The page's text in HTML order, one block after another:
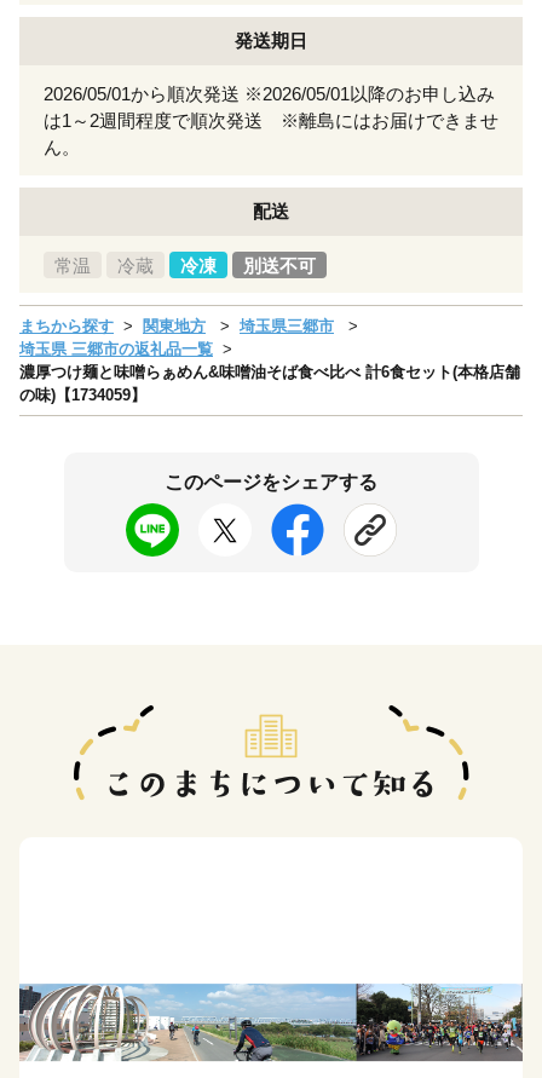
発送期日
2026/05/01から順次発送 ※2026/05/01以降のお申し込み
は1～2週間程度で順次発送 ※離島にはお届けできませ
ん。
配送
常温 冷蔵 冷凍 別送不可
まちから探す 関東地方
埼玉県三郷市
埼玉県 三郷市の返礼品一覧
濃厚つけ麺と味噌らぁめん&味噌油そば食べ比べ 計6食セット(本格店舗
の味)【1734059】
このページをシェアする